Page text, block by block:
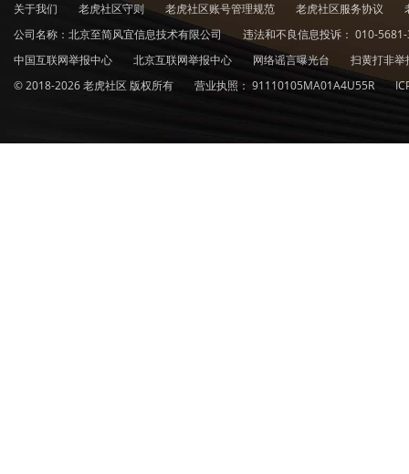
关于我们 老虎社区守则 老虎社区账号管理规范 老虎社区服务协议
公司名称：北京至简风宜信息技术有限公司
违法和不良信息投诉： 010-
中国互联网举报中心
北京互联网举报中心 网络谣言曝光台
扫黄打非
© 2018-2026 老虎社区 版权所有
营业执照： 91110105MA01A4U55R